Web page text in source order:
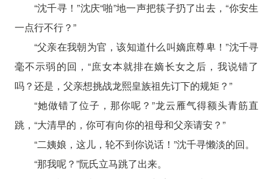
“沈千寻！”沈庆“啪”地一声把筷子扔了出去，“你安生
一点行不行？”
“父亲在我朝为官，该知道什么叫嫡庶尊卑！”沈千寻
毫不示弱的回，“庶女本就排在嫡长女之后，我说错了
吗？还是，父亲想挑战龙熙皇族祖先订下的规矩？”
“她做错了位子，那你呢？”龙云雁气得额头青筋直
跳，“大清早的，你可有向你的祖母和父亲请安？”
“二姨娘，这儿，轮不到你说话！”沈千寻懒淡的回。
“那我呢？”阮氏立马跳了出来。